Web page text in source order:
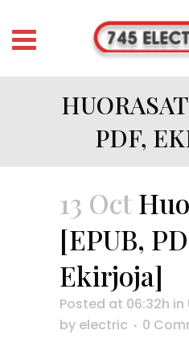
PDF,
13 Oct
[EPUB,
Ekirjoja]
Posted at 06:32h in
by electric 0